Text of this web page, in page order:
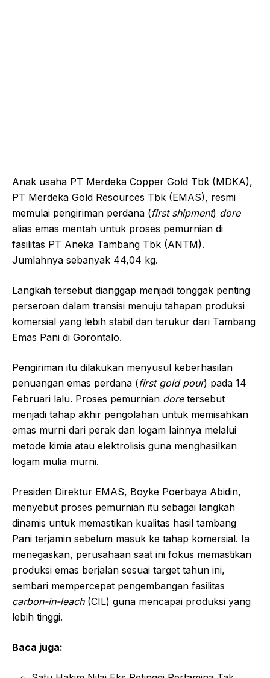
Anak usaha PT Merdeka Copper Gold Tbk (MDKA),
PT Merdeka Gold Resources Tbk (EMAS), resmi
memulai pengiriman perdana (first shipment) dore
alias emas mentah untuk proses pemurnian di
fasilitas PT Aneka Tambang Tbk (ANTM).
Jumlahnya sebanyak 44,04 kg.
Langkah tersebut dianggap menjadi tonggak penting
perseroan dalam transisi menuju tahapan produksi
komersial yang lebih stabil dan terukur dari Tambang
Emas Pani di Gorontalo.
Pengiriman itu dilakukan menyusul keberhasilan
penuangan emas perdana (first gold pour) pada 14
Februari lalu. Proses pemurnian doretersebut
menjadi tahap akhir pengolahan untuk memisahkan
emas murni dari perak dan logam lainnya melalui
metode kimia atau elektrolisis guna menghasilkan
logam mulia murni.
Presiden Direktur EMAS, Boyke Poerbaya Abidin,
menyebut proses pemurnian itu sebagai langkah
dinamis untuk memastikan kualitas hasil tambang
Pani terjamin sebelum masuk ke tahap komersial. Ia
menegaskan, perusahaan saat ini fokus memastikan
produksi emas berjalan sesuai target tahun ini,
sembari mempercepat pengembangan fasilitas
carbon-in-leach(CIL) guna mencapai produksi yang
lebih tinggi.
Baca juga: